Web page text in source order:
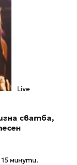
Live
сватба,
минути.